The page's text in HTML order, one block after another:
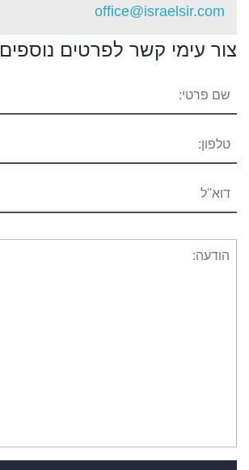
office@israelsir.com
צור עימי קשר לפרטים נוספים